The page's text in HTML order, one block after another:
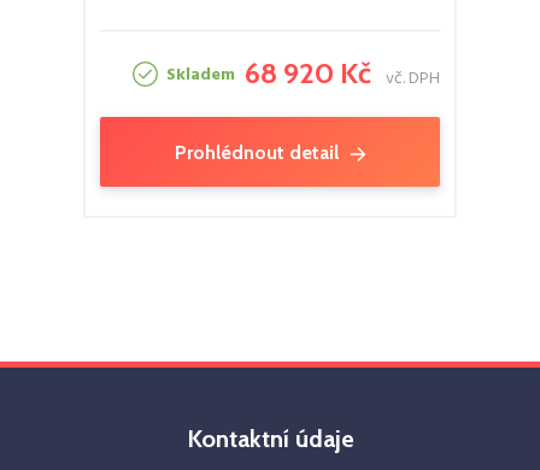
Skladem 68 920 Kč vč. DPH
Prohlédnout detail
Kontaktní údaje